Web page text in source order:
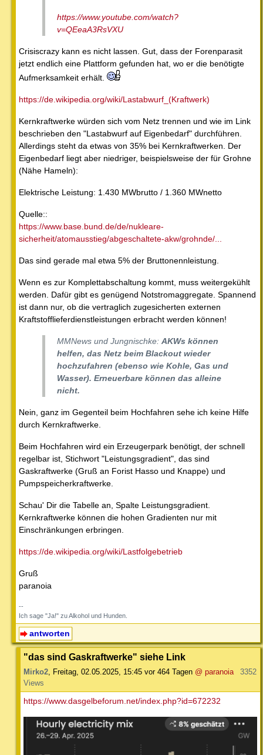
https://www.youtube.com/watch?
v=QEeaA3RsVXU
Crisiscrazy kann es nicht lassen. Gut, dass der Forenparasit
jetzt endlich eine Plattform gefunden hat, wo er die benötigte
Aufmerksamkeit erhält.
https://de.wikipedia.org/wiki/Lastabwurf_(Kraftwerk)
Kernkraftwerke würden sich vom Netz trennen und wie im Link
beschrieben den "Lastabwurf auf Eigenbedarf" durchführen.
Allerdings steht da etwas von 35% bei Kernkraftwerken. Der
Eigenbedarf liegt aber niedriger, beispielsweise der für Grohne
(Nähe Hameln):
Elektrische Leistung: 1.430 MWbrutto / 1.360 MWnetto
Quelle::
https://www.base.bund.de/de/nukleare-
sicherheit/atomausstieg/abgeschaltete-akw/grohnde/...
Das sind gerade mal etwa 5% der Bruttonennleistung.
Wenn es zur Komplettabschaltung kommt, muss weitergekühlt
werden. Dafür gibt es genügend Notstromaggregate. Spannend
ist dann nur, ob die vertraglich zugesicherten externen
Kraftstofflieferdienstleistungen erbracht werden können!
MMNews und Jungnischke: AKWs können
helfen, das Netz beim Blackout wieder
hochzufahren (ebenso wie Kohle, Gas und
Wasser). Erneuerbare können das alleine
nicht.
Nein, ganz im Gegenteil beim Hochfahren sehe ich keine Hilfe
durch Kernkraftwerke.
Beim Hochfahren wird ein Erzeugerpark benötigt, der schnell
regelbar ist, Stichwort "Leistungsgradient", das sind
Gaskraftwerke (Gruß an Forist Hasso und Knappe) und
Pumpspeicherkraftwerke.
Schau' Dir die Tabelle an, Spalte Leistungsgradient.
Kernkraftwerke können die hohen Gradienten nur mit
Einschränkungen erbringen.
https://de.wikipedia.org/wiki/Lastfolgebetrieb
Gruß
paranoia
--
Ich sage "Ja!" zu Alkohol und Hunden.
antworten
"das sind Gaskraftwerke" siehe Link
Mirko2 Freitag, 02.05.2025, 15:45 vor 464 Tagen @ paranoia
3352
Views
https://www.dasgelbeforum.net/index.php?id=672232